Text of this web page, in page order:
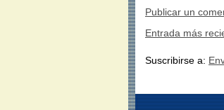
Publicar un
Entrada más
Suscribirse a: